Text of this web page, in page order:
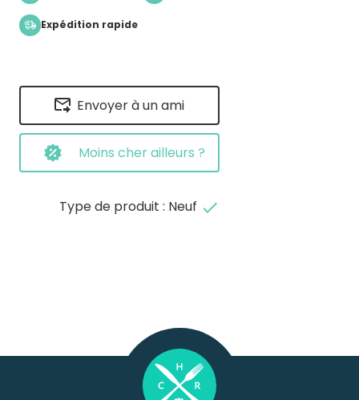
Envoyer à un ami
Moins cher ailleurs ?
Type de produit : Neuf done
Expédition rapide